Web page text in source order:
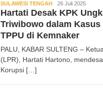
SULAWESI TENGAH Kabar
Sulteng
26 Juli 2025
Hartati Desak KPK
Triwibowo dalam
TPPU di Kemnaker
PALU, KABAR SULTENG –
(LPR), Hartati Hartono,
Korupsi […]